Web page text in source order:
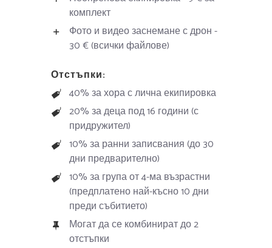
комплект
Фото и видео заснемане с дрон -
30 € (всички файлове)
Отстъпки:
40% за хора с лична екипировка
20% за деца под 16 години (с
придружител)
10% за ранни записвания (до 30
дни предварително)
10% за група от 4-ма възрастни
(предплатено най-късно 10 дни
преди събитието)
Могат да се комбинират до 2
отстъпки